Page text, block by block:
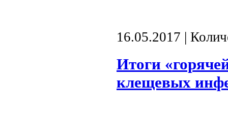
16.05.2017 |
Итоги
клещевых